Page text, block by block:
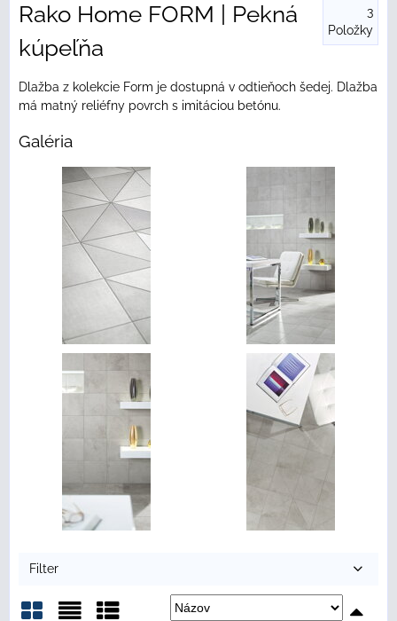
Rako Home FORM | Pekná
kúpeľňa
3
Položky
Dlažba z kolekcie Form je dostupná v odtieňoch šedej. Dlažba
má matný reliéfny povrch s imitáciou betónu.
Galéria
Filter